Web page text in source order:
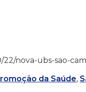
22/nova-ubs-sao-
da Saúde,